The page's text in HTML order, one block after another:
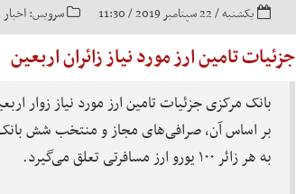
یکشنبه / 22 سپتامبر 2019 / 11:30 سرویس:
جزئیات تامین ارز مورد نیاز زائران اربعین
بانک مرکزی جزئیات تامین ارز مورد نیاز زوار
بر اساس آن، صرافی‌های مجاز و منتخب شش
به هر زائر ۱۰۰ یورو ارز مسافرتی تعلق می‌گیرد.